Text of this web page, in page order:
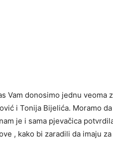
Vam donosimo jednu veoma
i Tonija Bijelića. Moramo
je i sama pjevačica
, kako bi zaradili da imaju